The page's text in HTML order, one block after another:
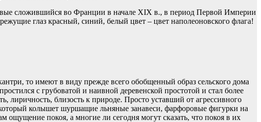
сложившийся во Франции в начале XIX в., в период Первой Империи
глаз красный, синий, белый цвет – цвет наполеоновского флага!
то имеют в виду прежде всего обобщенный образ сельского дома
с грубоватой и наивной деревенской простотой и стал более
близость к природе. Просто уставший от агрессивного
колышет шуршащие льняные занавеси, фарфоровые фигурки на
ощущение покоя, а многие ли сегодня могут сказать, что покоя в их